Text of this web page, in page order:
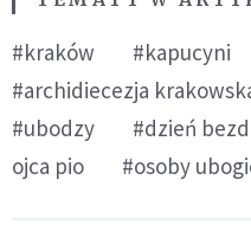
#kraków #kapucyni
#archidiecezja
#ubodzy
#dzień
ojca pio
#osoby